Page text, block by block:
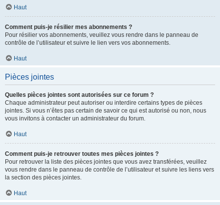
Haut
Comment puis-je résilier mes abonnements ?
Pour résilier vos abonnements, veuillez vous rendre dans le panneau de
contrôle de l’utilisateur et suivre le lien vers vos abonnements.
Haut
Pièces jointes
Quelles pièces jointes sont autorisées sur ce forum ?
Chaque administrateur peut autoriser ou interdire certains types de pièces
jointes. Si vous n’êtes pas certain de savoir ce qui est autorisé ou non, nous
vous invitons à contacter un administrateur du forum.
Haut
Comment puis-je retrouver toutes mes pièces jointes ?
Pour retrouver la liste des pièces jointes que vous avez transférées, veuillez
vous rendre dans le panneau de contrôle de l’utilisateur et suivre les liens vers
la section des pièces jointes.
Haut